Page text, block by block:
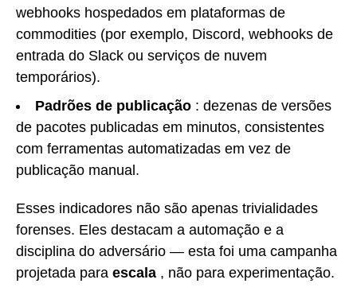
webhooks hospedados em plataformas de
commodities (por exemplo, Discord, webhooks de
entrada do Slack ou serviços de nuvem
temporários).
Padrões de publicação : dezenas de versões
de pacotes publicadas em minutos, consistentes
com ferramentas automatizadas em vez de
publicação manual.
Esses indicadores não são apenas trivialidades
forenses. Eles destacam a automação e a
disciplina do adversário — esta foi uma campanha
projetada para escala , não para experimentação.